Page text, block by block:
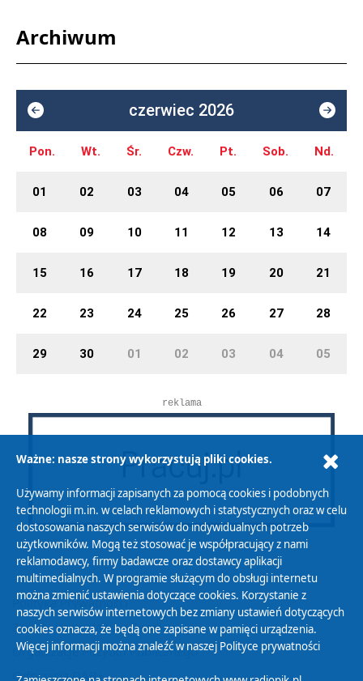
Archiwum
czerwiec 2026
Pon. Wt. Śr. Czw. Pt. Sob. Nd.
01 02 03 04 05 06 07
08 09 10 11 12 13 14
15 16 17 18 19 20 21
22 23 24 25 26 27 28
29 30 01 02 03 04 05
reklama
Polityka Prywatności
Zasady korzystania z Serwisu
Organizacje Pożytku Publicznego
Cyfryzacja DAB+
Ważne: nasze strony wykorzystują pliki cookies.
Używamy informacji zapisanych za pomocą cookies i podobnych
technologii m.in. w celach reklamowych i statystycznych oraz w celu
dostosowania naszych serwisów do indywidualnych potrzeb
użytkowników. Mogą też stosować je współpracujący z nami
reklamodawcy, firmy badawcze oraz dostawcy aplikacji
multimedialnych. W programie służącym do obsługi internetu
można zmienić ustawienia dotyczące cookies. Korzystanie z
naszych serwisów internetowych bez zmiany ustawień dotyczących
cookies oznacza, że będą one zapisane w pamięci urządzenia.
Więcej informacji można znaleźć w naszej Polityce prywatności